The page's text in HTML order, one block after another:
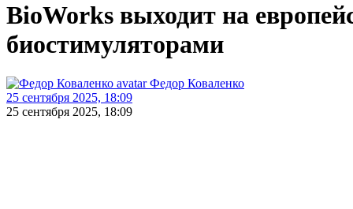
BioWorks выходит на
биостимуляторами
Федор Коваленко
25 сентября 2025, 18:09
25 сентября 2025, 18:09